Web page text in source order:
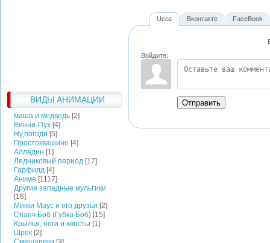
ВИДЫ АНИМАЦИИ
маша и медведь [2]
Винни-Пух [4]
Ну,погоди [5]
Простоквашино [4]
Алладин [1]
Ледниковый период [17]
Гарфилд [4]
Аниме [1117]
Другие западные мультики
[16]
Микки Маус и его друзья [2]
Спанч Боб (Губка Боб) [15]
Крылья, ноги и хвосты [1]
Шрек [2]
Ucoz
Войдите:
Отправить
Вконтакте FaceBook